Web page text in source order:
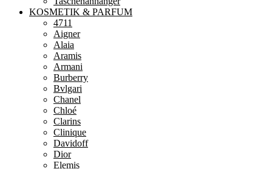
KOSMETIK & PARFUM
4711
Aigner
Alaia
Aramis
Armani
Burberry
Bvlgari
Chanel
Chloé
Clarins
Clinique
Davidoff
Dior
Elemis